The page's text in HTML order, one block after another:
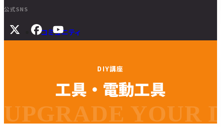
コミュニティ
マニュアル
旧バージョンダウンロード
公式SNS
D IY講座
工具 ・ 電動工具
UPGRADE YOUR